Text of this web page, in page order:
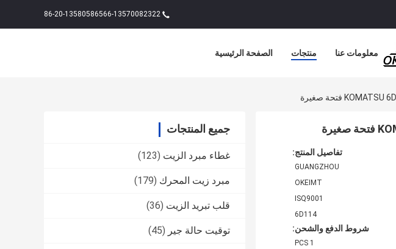
86-20-13580586566-13570082322
الصفحة الرئيسية منتجات معلومات عنا
جميع المنتجات
غطاء مبرد الزيت (123)
مبرد زيت المحرك (179)
قلب تبريد الزيت (36)
توقيت حالة جير (45)
تفاصيل المنتج:
GUANGZHOU
OKEIMT
ISQ9001
6D114
شروط الدفع والشحن:
1 PCS